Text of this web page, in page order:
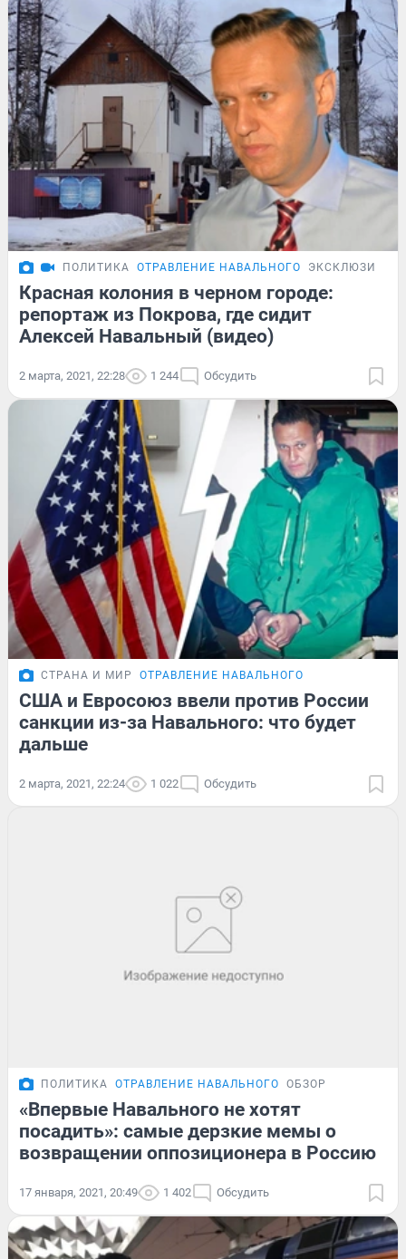
ПОЛИТИКА ОТРАВЛЕНИЕ НАВАЛЬНОГО ЭКСКЛЮЗИВ
Красная колония в черном городе:
репортаж из Покрова, где сидит
Алексей Навальный (видео)
2 марта, 2021, 22:28 1 244 Обсудить
СТРАНА И МИР ОТРАВЛЕНИЕ НАВАЛЬНОГО
США и Евросоюз ввели против России
санкции из-за Навального: что будет
дальше
2 марта, 2021, 22:24 1 022 Обсудить
ПОЛИТИКА ОТРАВЛЕНИЕ НАВАЛЬНОГО ОБЗОР
«Впервые Навального не хотят
посадить»: самые дерзкие мемы о
возвращении оппозиционера в Россию
17 января, 2021, 20:49 1 402 Обсудить